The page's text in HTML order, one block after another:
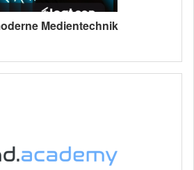
Medientechnik